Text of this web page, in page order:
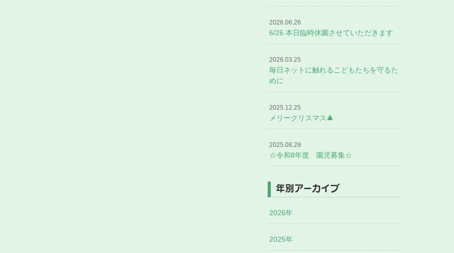
2026.06.26
6/26 本日臨時休園させていただきます
2026.03.25
毎日ネットに触れるこどもたちを守るた
めに
2025.12.25
メリークリスマス🎄
2025.08.29
☆令和8年度 園児募集☆
年別アーカイブ
2026年
2025年